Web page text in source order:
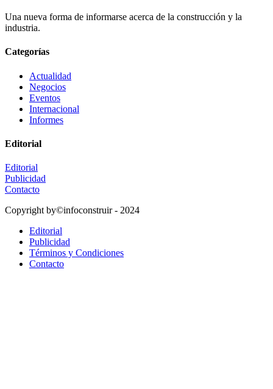
Una nueva forma de informarse acerca de la construcción y la
industria.
Categorías
Actualidad
Negocios
Eventos
Internacional
Informes
Editorial
Editorial
Publicidad
Contacto
Copyright by©infoconstruir - 2024
Editorial
Publicidad
Términos y Condiciones
Contacto